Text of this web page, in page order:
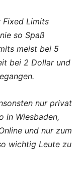
Fixed Limits
so Spaß
meist bei 5
bei 2 Dollar und
nur privat
in Wiesbaden,
und nur zum
wichtig Leute zu